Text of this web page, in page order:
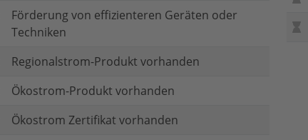
Förderung von effizienteren Geräten oder
Techniken
Regionalstrom-Produkt vorhanden
Ökostrom-Produkt vorhanden
Ökostrom Zertifikat vorhanden